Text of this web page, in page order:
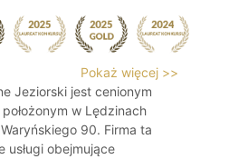
Pokaż więcej >>
Jeziorski jest cenionym
w Lędzinach
90. Firma ta
usługi obejmujące